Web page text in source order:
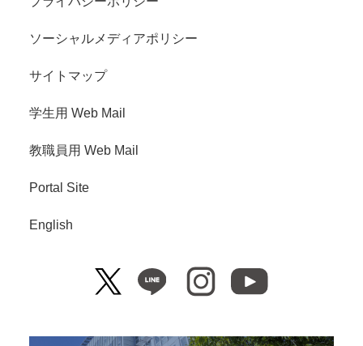
ソーシャルメディアポリシー
サイトマップ
学生用 Web Mail
教職員用 Web Mail
Portal Site
English